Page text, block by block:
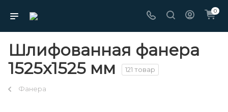
0
Шлифованная фанера
1525х1525 мм
121 товар
Фанера